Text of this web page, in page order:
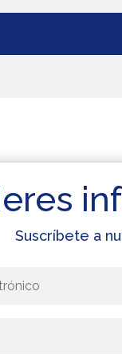
Suscríbete a